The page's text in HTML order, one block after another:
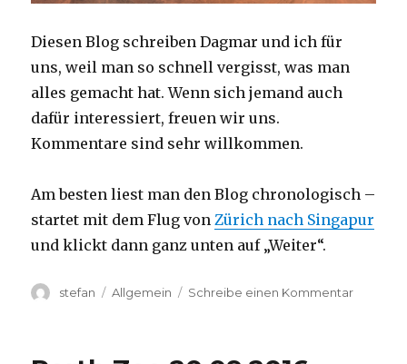
Diesen Blog schreiben Dagmar und ich für
uns, weil man so schnell vergisst, was man
alles gemacht hat. Wenn sich jemand auch
dafür interessiert, freuen wir uns.
Kommentare sind sehr willkommen.
Am besten liest man den Blog chronologisch –
startet mit dem Flug vonZürich nach Singapur
und klickt dann ganz unten auf „Weiter“.
Autor
stefan Kategorien
Allgemein Schreibe einen Kommentarzu